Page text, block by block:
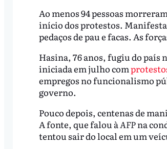
Ao menos 94 pessoas
início dos protestos.
pedaços de pau e facas. As
Hasina, 76 anos, fugiu do país
iniciada em julho com
empregos no funcionalismo
governo.
Pouco depois, centenas de
A fonte, que falou à AFPna
tentou sair do local em um